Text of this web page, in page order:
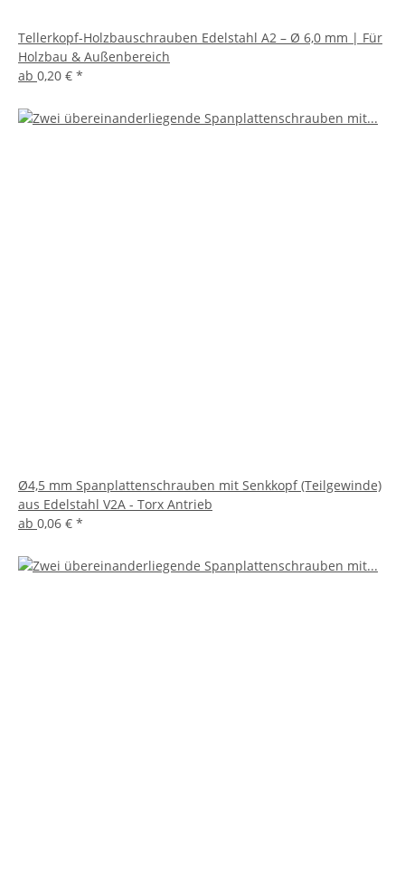
Tellerkopf-Holzbauschrauben Edelstahl A2 – Ø 6,0 mm | Für
Holzbau & Außenbereich
ab 0,20 € *
Ø4,5 mm Spanplattenschrauben mit Senkkopf (Teilgewinde)
aus Edelstahl V2A - Torx Antrieb
ab 0,06 € *